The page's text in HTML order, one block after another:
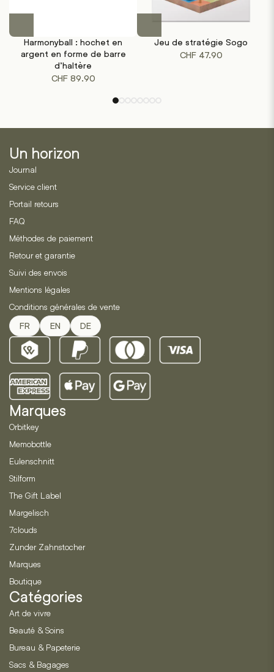
Harmonyball : hochet en
argent en forme de barre
d’haltère
CHF89.90
Jeu de stratégie Sogo
CHF47.90
Un horizon
Journal
Service client
Portail retours
FAQ
Méthodes de paiement
Retour et garantie
Suivi des envois
Mentions légales
Conditions générales de vente
FR EN DE
Marques
Orbitkey
Memobottle
Eulenschnitt
Stilform
The Gift Label
Margelisch
7clouds
Zunder Zahnstocher
Marques
Boutique
Catégories
Art de vivre
Beauté & Soins
Bureau & Papeterie
Sacs & Bagages